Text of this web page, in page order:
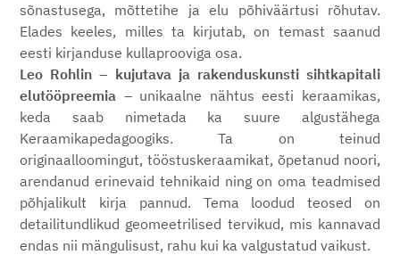
sõnastusega, mõttetihe ja elu põhiväärtusi rõhutav.
Elades keeles, milles ta kirjutab, on temast saanud
eesti kirjanduse kullaprooviga osa.
Leo Rohlin – kujutava ja rakenduskunsti sihtkapitali
elutööpreemia – unikaalne nähtus eesti keraamikas,
keda saab nimetada ka suure algustähega
Keraamikapedagoogiks. Ta on teinud
originaalloomingut, tööstuskeraamikat, õpetanud noori,
arendanud erinevaid tehnikaid ning on oma teadmised
põhjalikult kirja pannud. Tema loodud teosed on
detailitundlikud geomeetrilised tervikud, mis kannavad
endas nii mängulisust, rahu kui ka valgustatud vaikust.